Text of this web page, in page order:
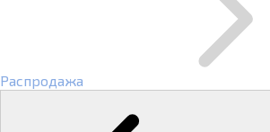
Распродажа